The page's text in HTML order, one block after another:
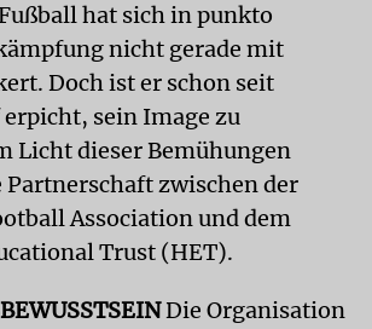
hat sich in punkto
nicht gerade mit
Doch ist er schon seit
erpicht, sein Image zu
Licht dieser Bemühungen
Partnerschaft zwischen der
Association und dem
Trust (HET).
Die Organisation